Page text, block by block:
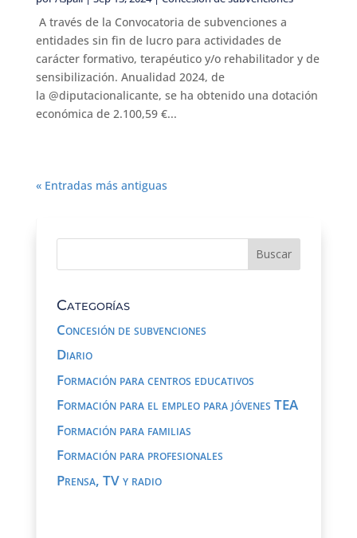
A través de la Convocatoria de subvenciones a
entidades sin fin de lucro para actividades de
carácter formativo, terapéutico y/o rehabilitador y de
sensibilización. Anualidad 2024, de
la @diputacionalicante, se ha obtenido una dotación
económica de 2.100,59 €...
« Entradas más antiguas
Categorías
Concesión de subvenciones
Diario
Formación para centros educativos
Formación para el empleo para jóvenes TEA
Formación para familias
Formación para profesionales
Prensa, TV y radio